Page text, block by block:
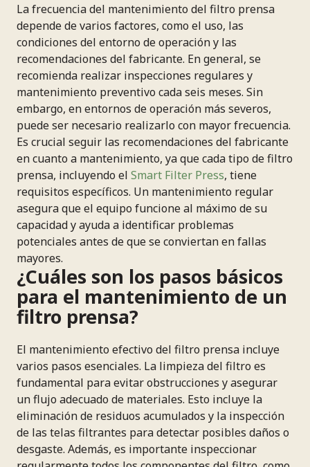
Enviar solicitud
Sí, contactarme
Sí, por favor
La frecuencia del mantenimiento del filtro prensa
depende de varios factores, como el uso, las
condiciones del entorno de operación y las
recomendaciones del fabricante. En general, se
recomienda realizar inspecciones regulares y
mantenimiento preventivo cada seis meses. Sin
embargo, en entornos de operación más severos,
puede ser necesario realizarlo con mayor frecuencia.
Es crucial seguir las recomendaciones del fabricante
en cuanto a mantenimiento, ya que cada tipo de filtro
prensa, incluyendo el Smart Filter Press, tiene
requisitos específicos. Un mantenimiento regular
asegura que el equipo funcione al máximo de su
capacidad y ayuda a identificar problemas
potenciales antes de que se conviertan en fallas
mayores.
¿Cuáles son los pasos básicos
para el mantenimiento de un
filtro prensa?
El mantenimiento efectivo del filtro prensa incluye
varios pasos esenciales. La limpieza del filtro es
fundamental para evitar obstrucciones y asegurar
un flujo adecuado de materiales. Esto incluye la
eliminación de residuos acumulados y la inspección
de las telas filtrantes para detectar posibles daños o
desgaste. Además, es importante inspeccionar